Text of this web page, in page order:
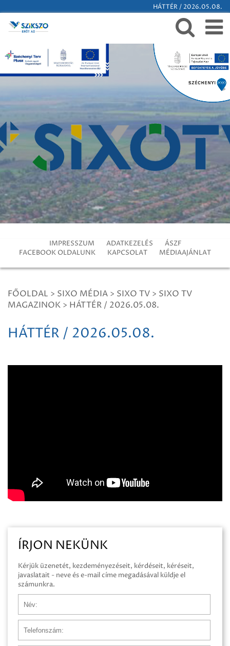
HÁTTÉR / 2026.05.08.
IMPRESSZUM ADATKEZELÉS
ÁSZF
FACEBOOK OLDALUNK
KAPCSOLAT MÉDIAAJÁNLAT
FŐOLDAL > SIXO MÉDIA > SIXO TV > SIXO TV
MAGAZINOK > HÁTTÉR / 2026.05.08.
HÁTTÉR / 2026.05.08.
ÍRJON NEKÜNK
Kérjük üzenetét, kezdeményezéseit, kérdéseit, kéréseit,
javaslatait - neve és e-mail címe megadásával küldje el
számunkra.